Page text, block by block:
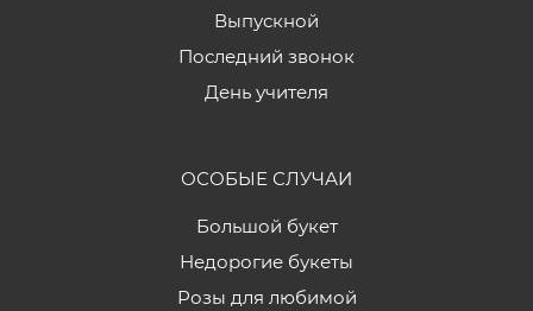
Выпускной
Последний звонок
День учителя
ОСОБЫЕ СЛУЧАИ
Большой букет
Недорогие букеты
Розы для любимой